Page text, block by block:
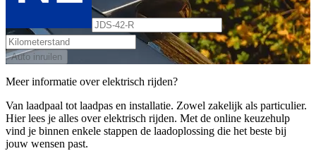
Auto inruilen
Meer informatie over elektrisch rijden?
Van laadpaal tot laadpas en installatie. Zowel zakelijk als particulier.
Hier lees je alles over elektrisch rijden. Met de online keuzehulp
vind je binnen enkele stappen de laadoplossing die het beste bij
jouw wensen past.